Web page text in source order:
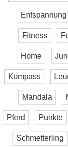
Entspannung
Fitness
Home
Kompass
Mandala
Pferd Punkte
Schmetterling